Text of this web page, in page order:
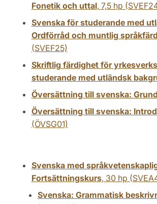
Fonetik och uttal, 7,5 hp
Svenska för studerande med
Ordförråd och muntlig
(SVEF25)
Skriftlig färdighet för
studerande med utländsk
Översättning till svenska:
Översättning till svenska:
(ÖVSG01)
Svenska med
Fortsättningskurs, 30 hp
Svenska: Grammatisk